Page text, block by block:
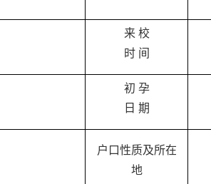
来 校
时 间
初 孕
日 期
户口性质及所在
地